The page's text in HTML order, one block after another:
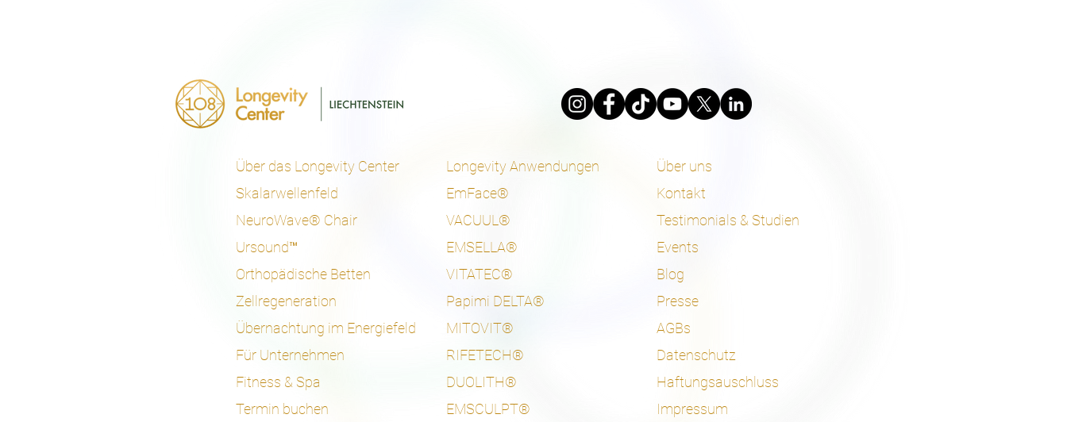
Über das Longevity Center
Skalarwellenfeld
NeuroWave® Chair
Ursound™
Orthopädische Betten
Zellregeneration
Übernachtung im Energiefeld
Für Unternehmen
Fitness & Spa
Termin buchen
Longevity Anwendungen
EmFace®
VACUUL®
EMSELLA®
VITATEC®
Papimi DELTA®
MITOVIT®
RIFETECH®
DUOLITH®
Über uns
Kontakt
Testimonials & Studien
Events
Blog
Presse
AGBs
Datenschutz
Impressum
EMSCULPT®
Haftungsauschluss